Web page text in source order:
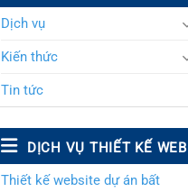
Dịch vụ
Kiến thức
Tin tức
DỊCH VỤ THIẾT KẾ WEB
Thiết kế website dự án bất